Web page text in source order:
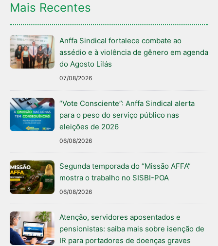
Mais Recentes
Anffa Sindical fortalece combate ao
assédio e à violência de gênero em agenda
do Agosto Lilás
07/08/2026
“Vote Consciente”: Anffa Sindical alerta
para o peso do serviço público nas
eleições de 2026
06/08/2026
Segunda temporada do “Missão AFFA”
mostra o trabalho no SISBI-POA
06/08/2026
Atenção, servidores aposentados e
pensionistas: saiba mais sobre isenção de
IR para portadores de doenças graves